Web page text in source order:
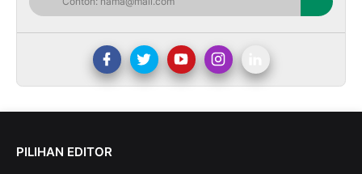
PILIHAN EDITOR